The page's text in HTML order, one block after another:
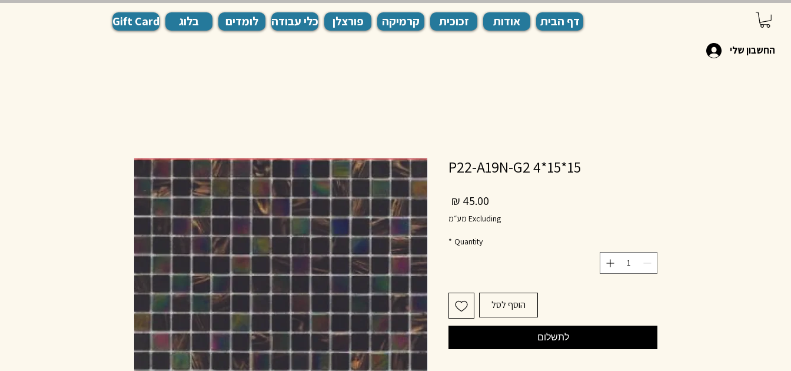
דף הבית אודות זכוכית קרמיקה פורצלן כלי עבודה לומדים בלוג Gift Card
החשבון שלי
15*15*4 P22-A19N-G2
45.00 ₪
Excluding מע״מ
Quantity
*
הוסף לסל
לתשלום